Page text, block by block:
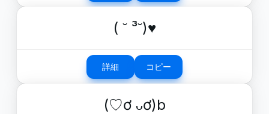
( ˘ ³˘)♥
詳細 コピー
(♡ơ ᴗơ)b